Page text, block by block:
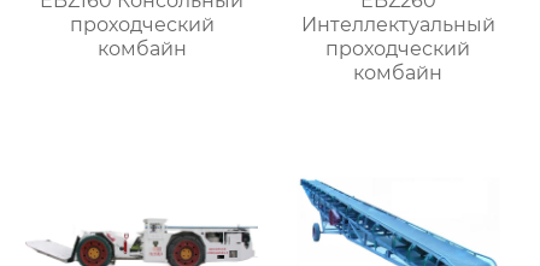
проходческий
комбайн
Интеллектуальный
проходческий
комбайн